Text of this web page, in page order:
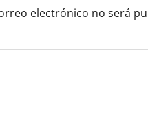
electrónico no será